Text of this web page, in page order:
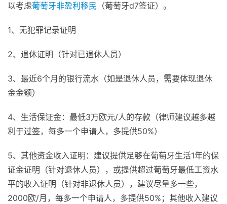
以考虑葡萄牙非盈利移民 （葡萄牙d7签证）。
1、无犯罪记录证明
2、退休证明（针对已退休人员）
3、最近6个月的银行流水（如是退休人员，需要体现退休
金金额）
4、生活保证金：最低3万欧元/人的存款（律师建议越多越
利于过签，每多一个申请人，多提供50%）
5、其他资金收入证明：建议提供足够在葡萄牙生活1年的保
证金证明（针对退休人员），或提供超过葡萄牙最低工资水
平的收入证明（针对非退休人员），建议尽量多一些，
2000欧/月，每多一个申请人，多提供50%；其他收入建议